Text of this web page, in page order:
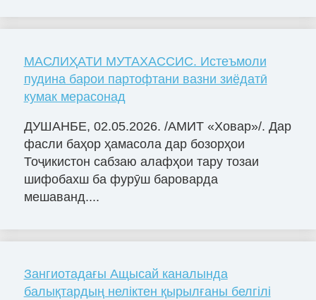
МАСЛИҲАТИ МУТАХАССИС. Истеъмоли
пудина барои партофтани вазни зиёдатӣ
кумак мерасонад
ДУШАНБЕ, 02.05.2026. /АМИТ «Ховар»/. Дар
фасли баҳор ҳамасола дар бозорҳои
Тоҷикистон сабзаю алафҳои тару тозаи
шифобахш ба фурӯш бароварда
мешаванд....
Зангиотадағы Ащысай каналында
балықтардың неліктен қырылғаны белгілі